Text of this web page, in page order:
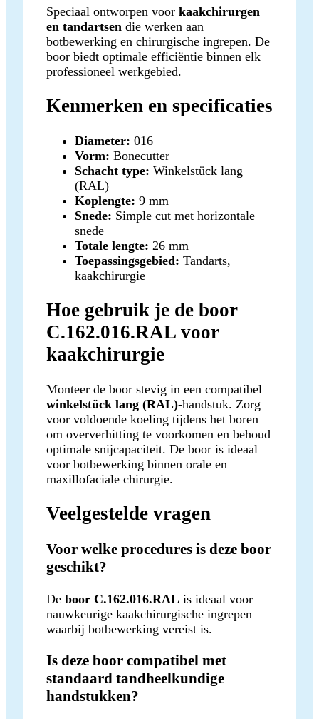
Speciaal ontworpen voor kaakchirurgen
en tandartsen die werken aan
botbewerking en chirurgische ingrepen. De
boor biedt optimale efficiëntie binnen elk
professioneel werkgebied.
Kenmerken en specificaties
Diameter: 016
Vorm: Bonecutter
Schacht type: Winkelstück lang
(RAL)
Koplengte: 9 mm
Snede: Simple cut met horizontale
snede
Totale lengte: 26 mm
Toepassingsgebied: Tandarts,
kaakchirurgie
Hoe gebruik je de boor
C.162.016.RAL voor
kaakchirurgie
Monteer de boor stevig in een compatibel
winkelstück lang (RAL)-handstuk. Zorg
voor voldoende koeling tijdens het boren
om oververhitting te voorkomen en behoud
optimale snijcapaciteit. De boor is ideaal
voor botbewerking binnen orale en
maxillofaciale chirurgie.
Veelgestelde vragen
Voor welke procedures is deze boor
geschikt?
De boor C.162.016.RAL is ideaal voor
nauwkeurige kaakchirurgische ingrepen
waarbij botbewerking vereist is.
Is deze boor compatibel met
standaard tandheelkundige
handstukken?